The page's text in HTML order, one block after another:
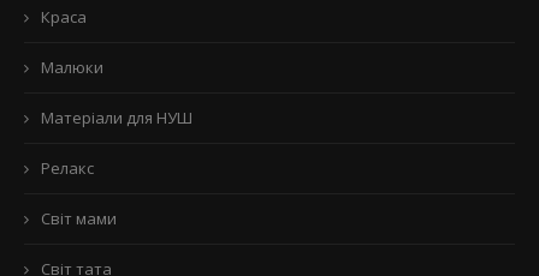
Краса
Малюки
Матеріали для НУШ
Релакс
Світ мами
Світ тата